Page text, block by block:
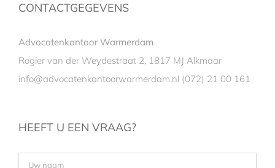
CONTACTGEGEVENS
Advocatenkantoor Warmerdam
Rogier van der Weydestraat 2, 1817 MJ Alkmaar
info@advocatenkantoorwarmerdam.nl (072) 21 00 161
HEEFT U EEN VRAAG?